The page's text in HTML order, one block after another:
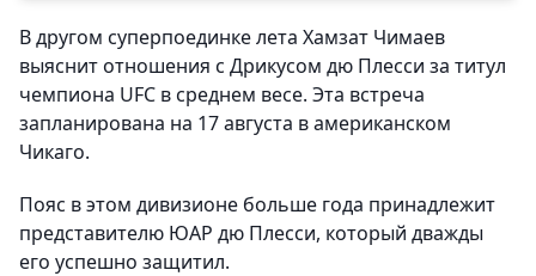
В другом суперпоединке лета Хамзат Чимаев
выяснит отношения с Дрикусом дю Плесси за титул
чемпиона UFC в среднем весе. Эта встреча
запланирована на 17 августа в американском
Чикаго.
Пояс в этом дивизионе больше года принадлежит
представителю ЮАР дю Плесси, который дважды
его успешно защитил.